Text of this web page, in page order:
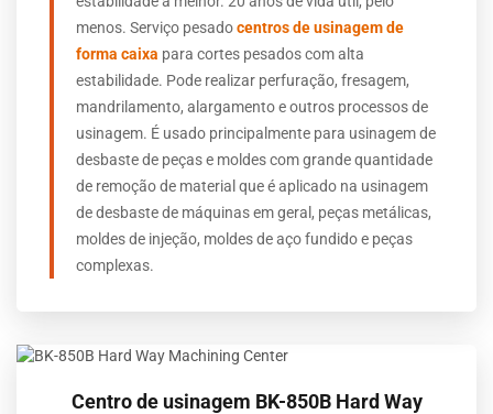
menos. Serviço pesadocentros de usinagem de
forma caixa para cortes pesados com alta
estabilidade. Pode realizar perfuração, fresagem,
mandrilamento, alargamento e outros processos de
usinagem. É usado principalmente para usinagem de
desbaste de peças e moldes com grande quantidade
de remoção de material que é aplicado na usinagem
de desbaste de máquinas em geral, peças metálicas,
moldes de injeção, moldes de aço fundido e peças
complexas.
Centro de usinagem BK-850B Hard Way